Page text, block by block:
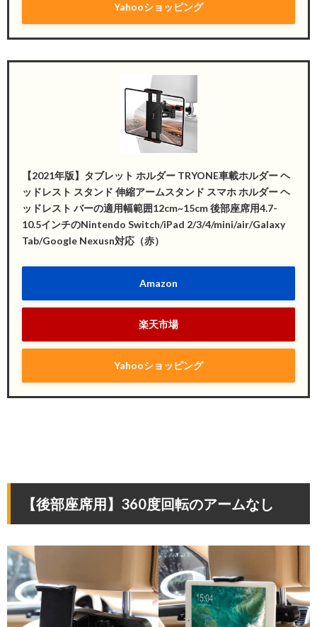
Yahooショッピング
【2021年版】タブレット ホルダー TRYONE車載ホルダー ヘ
ッドレスト スタンド 伸縮アームスタンド スマホ ホルダー ヘ
ッドレスト バーの適用幅範囲12cm~15cm 後部座席用4.7-
10.5インチのNintendo Switch/iPad 2/3/4/mini/air/Galaxy
Tab/Google Nexusn対応（赤）
Amazon
楽天市場
Yahooショッピング
【後部座席用】360度回転のアームなし